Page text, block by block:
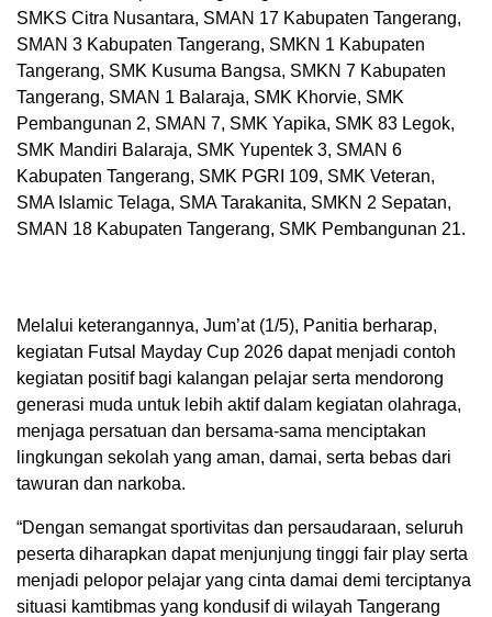
SMKS Citra Nusantara, SMAN 17 Kabupaten Tangerang,
SMAN 3 Kabupaten Tangerang, SMKN 1 Kabupaten
Tangerang, SMK Kusuma Bangsa, SMKN 7 Kabupaten
Tangerang, SMAN 1 Balaraja, SMK Khorvie, SMK
Pembangunan 2, SMAN 7, SMK Yapika, SMK 83 Legok,
SMK Mandiri Balaraja, SMK Yupentek 3, SMAN 6
Kabupaten Tangerang, SMK PGRI 109, SMK Veteran,
SMA Islamic Telaga, SMA Tarakanita, SMKN 2 Sepatan,
SMAN 18 Kabupaten Tangerang, SMK Pembangunan 21.
Melalui keterangannya, Jum’at (1/5), Panitia berharap,
kegiatan Futsal Mayday Cup 2026 dapat menjadi contoh
kegiatan positif bagi kalangan pelajar serta mendorong
generasi muda untuk lebih aktif dalam kegiatan olahraga,
menjaga persatuan dan bersama-sama menciptakan
lingkungan sekolah yang aman, damai, serta bebas dari
tawuran dan narkoba.
“Dengan semangat sportivitas dan persaudaraan, seluruh
peserta diharapkan dapat menjunjung tinggi fair play serta
menjadi pelopor pelajar yang cinta damai demi terciptanya
situasi kamtibmas yang kondusif di wilayah Tangerang